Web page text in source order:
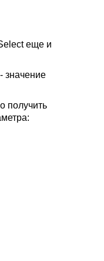
еще и
значение
получить